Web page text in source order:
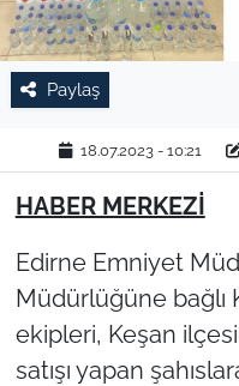
Paylaş
18.07.2023 - 10:21
HABER MERKEZİ
Edirne Emniyet
Müdürlüğüne bağlı
ekipleri, Keşan
satışı yapan
RESMİ İLAN
SPOR
YAŞAM
TEKİRDAĞ
KIRKLARELİ